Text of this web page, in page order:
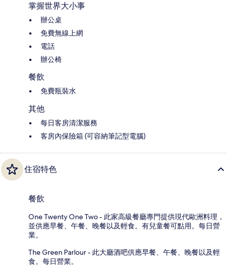
掌握世界大小事
辦公桌
免費無線上網
電話
辦公椅
餐飲
免費瓶裝水
其他
每日客房清潔服務
客房內保險箱 (可容納筆記型電腦)
住宿特色
餐飲
One Twenty One Two - 此家高級餐廳專門提供現代歐洲料理，
並供應早餐、午餐、晚餐以及輕食。有兒童餐可點用。每日營
業。
The Green Parlour - 此大廳酒吧供應早餐、午餐、晚餐以及輕
食。每日營業。